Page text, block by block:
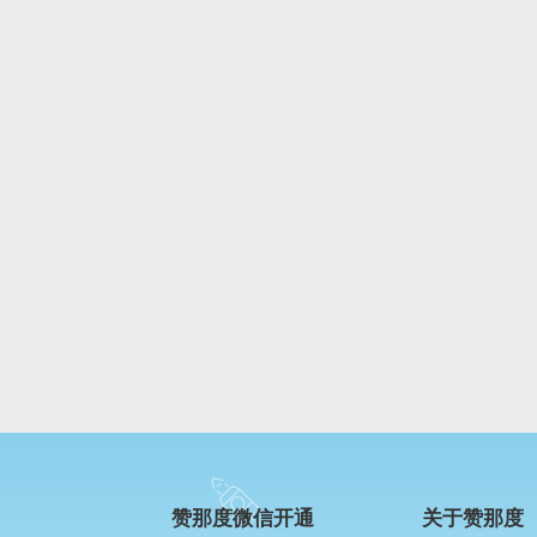
赞那度微信开通 关于赞那度